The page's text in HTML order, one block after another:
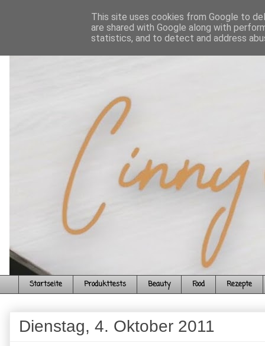
Startseite Produkttests Beauty Food Rezepte
Dienstag, 4. Oktober 2011
This site uses cookies from Google to
are shared with Google along with
statistics, and to detect and address